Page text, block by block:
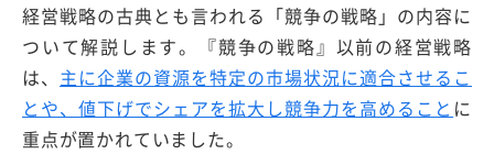
経営戦略の古典とも言われる「競争の戦略」の内容に
ついて解説します。『競争の戦略』以前の経営戦略
は、 主に企業の資源を特定の市場状況に適合させるこ
とや、値下げでシェアを拡大し競争力を高めること に
重点が置かれていました。